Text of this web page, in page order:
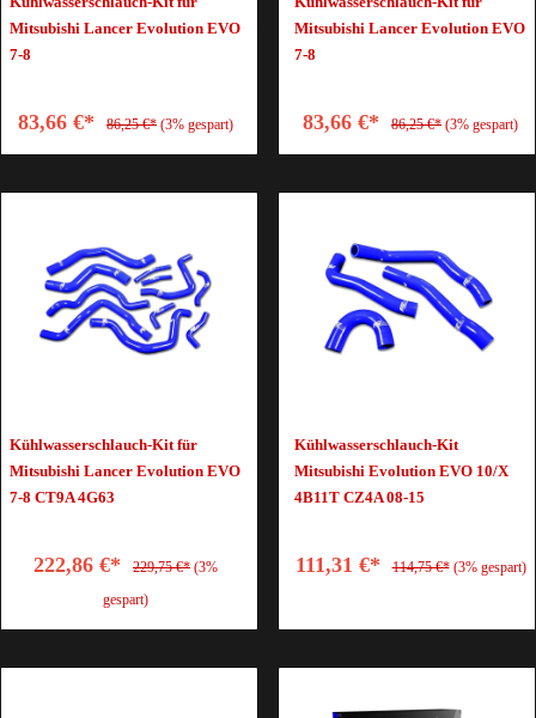
Mitsubishi Lancer Evolution EVO
7-8
83,66 €* 86,25 €* (3% gespart)
Mitsubishi Lancer Evolution EVO
7-8
83,66 €* 86,25 €* (3% gespart)
Kühlwasserschlauch-Kit für
Mitsubishi Lancer Evolution EVO
7-8 CT9A 4G63
222,86 €* 229,75 €* (3%
gespart)
Kühlwasserschlauch-Kit
Mitsubishi Evolution EVO 10/X
4B11T CZ4A 08-15
111,31 €* 114,75 €* (3% gespart)